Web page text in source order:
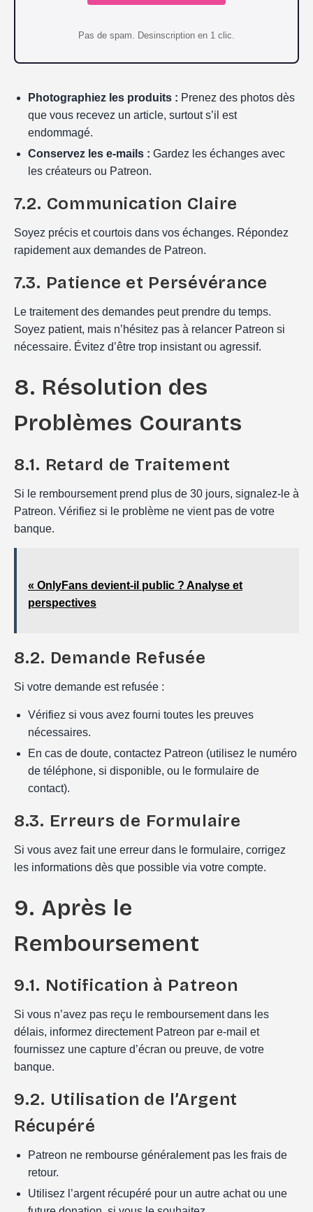
Pas de spam. Desinscription en 1 clic.
Photographiez les produits : Prenez des photos dès
que vous recevez un article, surtout s’il est
endommagé.
Conservez les e-mails : Gardez les échanges avec
les créateurs ou Patreon.
7.2. Communication Claire
Soyez précis et courtois dans vos échanges. Répondez
rapidement aux demandes de Patreon.
7.3. Patience et Persévérance
Le traitement des demandes peut prendre du temps.
Soyez patient, mais n’hésitez pas à relancer Patreon si
nécessaire. Évitez d’être trop insistant ou agressif.
8. Résolution des
Problèmes Courants
8.1. Retard de Traitement
Si le remboursement prend plus de 30 jours, signalez-le à
Patreon. Vérifiez si le problème ne vient pas de votre
banque.
« OnlyFans devient-il public ? Analyse et
perspectives
8.2. Demande Refusée
Si votre demande est refusée :
Vérifiez si vous avez fourni toutes les preuves
nécessaires.
En cas de doute, contactez Patreon (utilisez le numéro
de téléphone, si disponible, ou le formulaire de
contact).
8.3. Erreurs de Formulaire
Si vous avez fait une erreur dans le formulaire, corrigez
les informations dès que possible via votre compte.
9. Après le
Remboursement
9.1. Notification à Patreon
Si vous n’avez pas reçu le remboursement dans les
délais, informez directement Patreon par e-mail et
fournissez une capture d’écran ou preuve, de votre
banque.
9.2. Utilisation de l’Argent
Récupéré
Patreon ne rembourse généralement pas les frais de
retour.
Utilisez l’argent récupéré pour un autre achat ou une